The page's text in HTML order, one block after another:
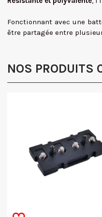
Fonctionnant avec une
être partagée entre
NOS PRODUITS